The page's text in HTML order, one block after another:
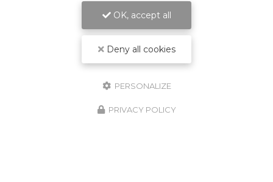
OK, accept all
Deny all cookies
PERSONALIZE
PRIVACY POLICY